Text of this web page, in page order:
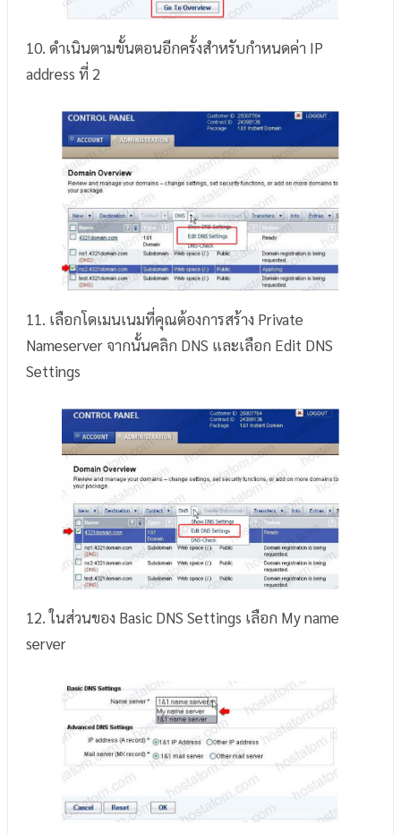
10. ดำเนินตามขั้นตอนอีกครั้งสำหรับกำหนดค่า IP
address ที่ 2
11. เลือกโดเมนเนมที่คุณต้องการสร้าง Private
Nameserver จากนั้นคลิก DNS และเลือก Edit DNS
Settings
12. ในส่วนของ Basic DNS Settings เลือก My name
server